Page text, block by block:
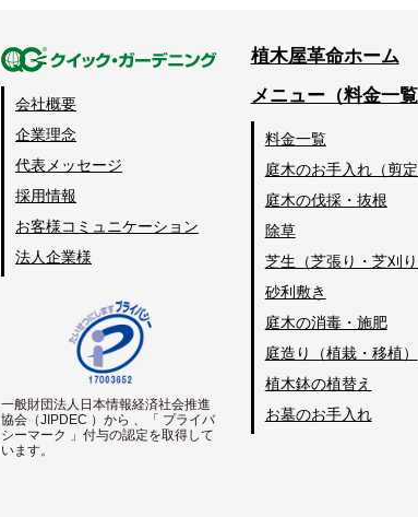
会社概要
企業理念
代表メッセージ
採用情報
お客様コミュニケーション
法人企業様
一般財団法人日本情報経済社会推進
協会（JIPDEC ）から 、「 プライバ
シーマーク 」付与の認定を取得して
います。
植木屋革命ホーム
メニュー（料金一覧
料金一覧
庭木のお手入れ（剪定
庭木の伐採・抜根
除草
芝生（芝張り・芝刈り
砂利敷き
庭木の消毒・施肥
庭造り（植栽・移植）
植木鉢の植替え
お墓のお手入れ